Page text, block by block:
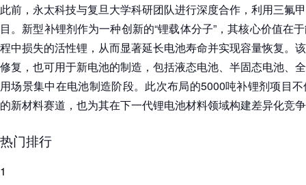
此前，永太科技与复旦大学科研团队进行深度合作，利用三氟
目。新型补锂剂作为一种创新的“锂载体分子”，其核心价值在
程中损失的活性锂，从而显著延长电池寿命并实现容量恢复。
修复，也可用于新电池的制造，包括液态电池、半固态电池、
用场景集中在电池制造阶段。此次布局的5000吨补锂剂项目
的新材料赛道，也为其在下一代锂电池材料领域构建差异化竞
热门排行
1